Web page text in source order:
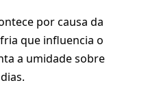
por causa da
que influencia o
a umidade sobre